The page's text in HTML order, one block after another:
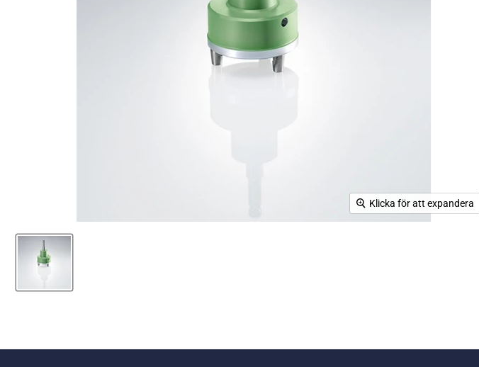
Klicka för att expandera